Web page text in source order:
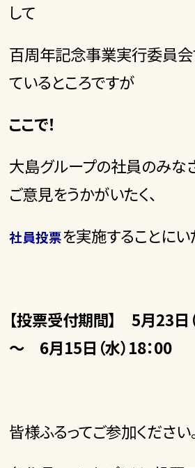
して
百周年記念事業実行委員会
ているところですが
ここで！
大島グループの社員のみな
ご意見をうかがいたく、
社員投票を実施することにい
【投票受付期間】 5月23日
～ 6月15日（水）18：00
皆様ふるってご参加ください